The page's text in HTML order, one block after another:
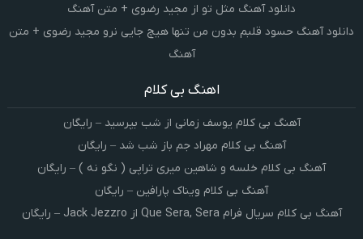
دانلود آهنگ مثل تو از مجید رضوی + متن آهنگ
دانلود آهنگ حسود قلبم بدون من تنها هیچ جایی نرو مجید رضوی + متن
آهنگ
اهنگ بی کلام
آهنگ بی کلام یوسف زمانی از شب بپرسید – رایگان
آهنگ بی کلام مهراد جم باز شب شد – رایگان
آهنگ بی کلام خلسه و شاهین میری تراپی ( نگو نه ) – رایگان
آهنگ بی کلام ویناک پارافین – رایگان
آهنگ بی کلام سریال فرام Que Sera, Sera از Jack Jezzro – رایگان